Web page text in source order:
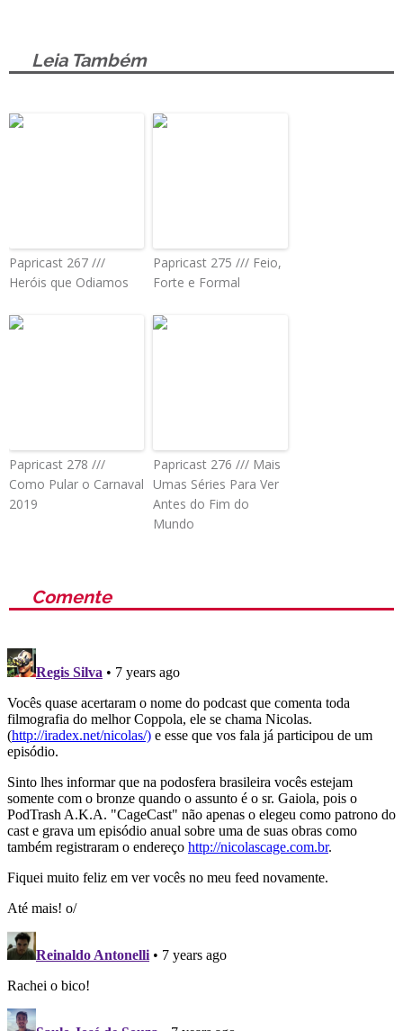
Leia Também
Papricast 267 ///
Heróis que Odiamos
Papricast 275 /// Feio,
Forte e Formal
Papricast 278 ///
Como Pular o Carnaval
2019
Papricast 276 /// Mais
Umas Séries Para Ver
Antes do Fim do
Mundo
Comente